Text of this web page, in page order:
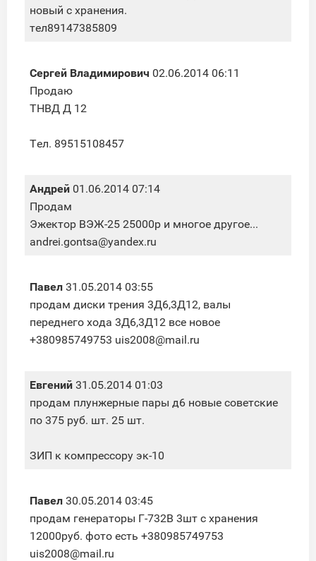
новый с хранения.
тел89147385809
Сергей Владимирович 02.06.2014 06:11
Продаю
ТНВД Д 12
Тел. 89515108457
Андрей 01.06.2014 07:14
Продам
Эжектор ВЭЖ-25 25000р и многое другое...
andrei.gontsa@yandex.ru
Павел 31.05.2014 03:55
продам диски трения 3Д6,3Д12, валы
переднего хода 3Д6,3Д12 все новое
+380985749753 uis2008@mail.ru
Евгений 31.05.2014 01:03
продам плунжерные пары д6 новые советские
по 375 руб. шт. 25 шт.
ЗИП к компрессору эк-10
Павел 30.05.2014 03:45
продам генераторы Г-732В 3шт с хранения
12000руб. фото есть +380985749753
uis2008@mail.ru